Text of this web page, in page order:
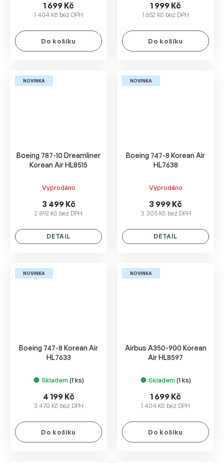
1 404 Kč bez DPH
1 699 Kč
Do košíku
1 652 Kč bez DPH
1 999 Kč
Do košíku
NOVINKA
Boeing 787-10 Dreamliner
Korean Air HL8515
Vyprodáno
2 892 Kč bez DPH
3 499 Kč
DETAIL
NOVINKA
Boeing 747-8 Korean Air
HL7638
Vyprodáno
3 305 Kč bez DPH
3 999 Kč
DETAIL
NOVINKA
Boeing 747-8 Korean Air
HL7633
Skladem (1 ks)
3 470 Kč bez DPH
4 199 Kč
Do košíku
NOVINKA
Airbus A350-900 Korean
Air HL8597
Skladem (1 ks)
1 404 Kč bez DPH
1 699 Kč
Do košíku